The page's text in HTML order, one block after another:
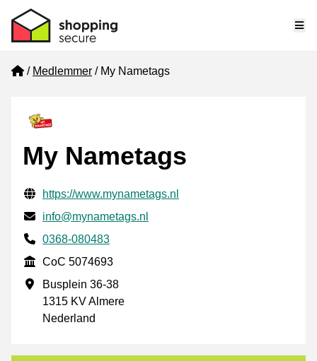
Home
Medlemmer My Nametags
My Nametags
Verifisert kontaktinformasjon
Website URL
https://www.mynametags.nl
E-post
info@mynametags.nl
Phone number
0368-080483
CoC
CoC 5074693
Forretningsadresse
Busplein 36-38
1315 KV Almere
Nederland